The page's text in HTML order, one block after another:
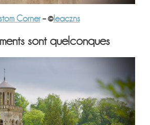
Corner– ©leaczns
sont quelconques